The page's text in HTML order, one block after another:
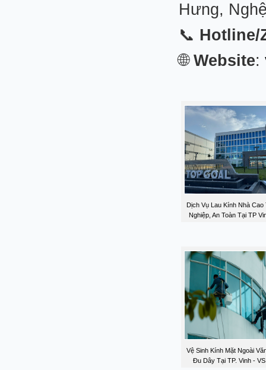
Hưng,
📞 Hotline/
🌐 Website:
Dịch Vụ Lau Kính Nhà Cao
Nghiệp, An Toàn Tại TP
Vệ Sinh Kính Mặt Ngoài
Đu Dây Tại TP. Vinh -